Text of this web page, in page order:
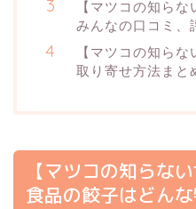
【マツコの知ら
みんなの口コミ、
【マツコの知ら
取り寄せ方法まと
【マツコの知らな
食品の餃子はどん